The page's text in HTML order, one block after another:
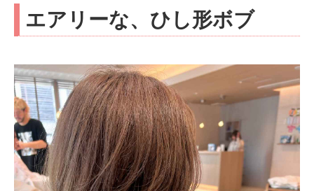
エアリーな、ひし形ボブ